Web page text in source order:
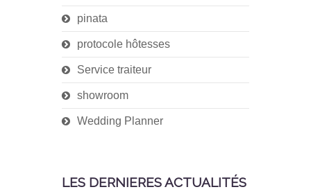
pinata
protocole hôtesses
Service traiteur
showroom
Wedding Planner
LES DERNIERES ACTUALITÉS